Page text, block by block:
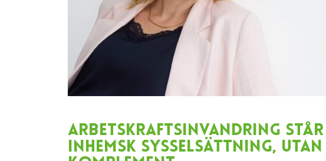
ARBETSKRAFTSINVANDRING
INHEMSK SYSSELSÄTTNING,